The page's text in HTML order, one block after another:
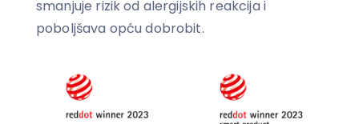
smanjuje rizik od alergijskih reakcija i
poboljšava opću dobrobit.